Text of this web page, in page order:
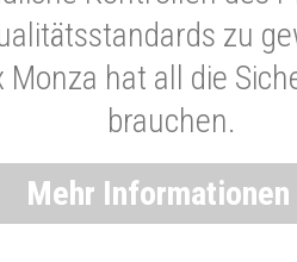
zu
Monza hat all die
brauchen.
Mehr Informationen